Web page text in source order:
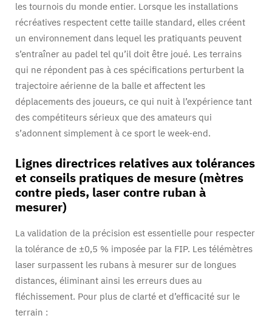
les tournois du monde entier. Lorsque les installations
récréatives respectent cette taille standard, elles créent
un environnement dans lequel les pratiquants peuvent
s’entraîner au padel tel qu’il doit être joué. Les terrains
qui ne répondent pas à ces spécifications perturbent la
trajectoire aérienne de la balle et affectent les
déplacements des joueurs, ce qui nuit à l’expérience tant
des compétiteurs sérieux que des amateurs qui
s’adonnent simplement à ce sport le week-end.
Lignes directrices relatives aux tolérances
et conseils pratiques de mesure (mètres
contre pieds, laser contre ruban à
mesurer)
La validation de la précision est essentielle pour respecter
la tolérance de ±0,5 % imposée par la FIP. Les télémètres
laser surpassent les rubans à mesurer sur de longues
distances, éliminant ainsi les erreurs dues au
fléchissement. Pour plus de clarté et d’efficacité sur le
terrain :